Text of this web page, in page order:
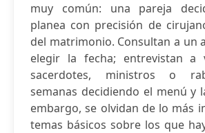
muy común: una pareja
planea con precisión de
del matrimonio. Consultan a un
elegir la fecha; entrevistan a
sacerdotes, ministros o
semanas decidiendo el menú y
embargo, se olvidan de lo más
temas básicos sobre los que